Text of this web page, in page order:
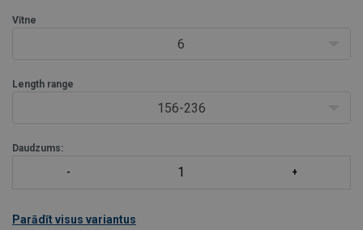
Vītne
6
Length range
156-236
Daudzums:
Parādīt visus variantus